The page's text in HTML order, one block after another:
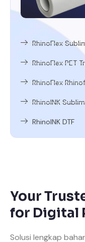
RhinoFlex
RhinoFlex PET
RhinoFlex
RhinoINK
RhinoINK DTF
Your
for Digital
Solusi lengkap